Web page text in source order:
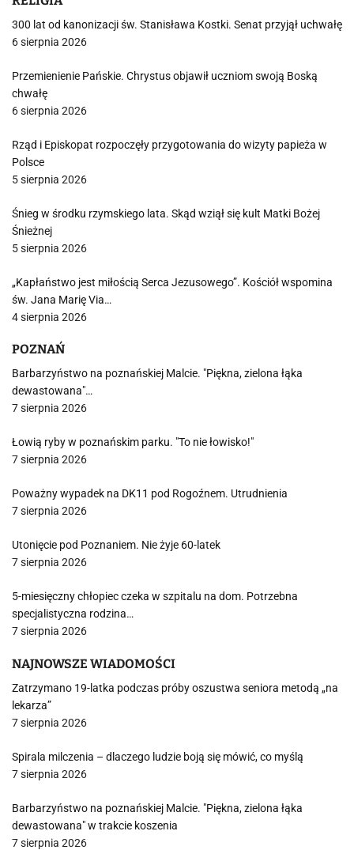
300 lat od kanonizacji św. Stanisława Kostki. Senat przyjął uchwałę
6 sierpnia 2026
Przemienienie Pańskie. Chrystus objawił uczniom swoją Boską
chwałę
6 sierpnia 2026
Rząd i Episkopat rozpoczęły przygotowania do wizyty papieża w
Polsce
5 sierpnia 2026
Śnieg w środku rzymskiego lata. Skąd wziął się kult Matki Bożej
Śnieżnej
5 sierpnia 2026
„Kapłaństwo jest miłością Serca Jezusowego”. Kościół wspomina
św. Jana Marię Via…
4 sierpnia 2026
POZNAŃ
Barbarzyństwo na poznańskiej Malcie. "Piękna, zielona łąka
dewastowana"…
7 sierpnia 2026
Łowią ryby w poznańskim parku. "To nie łowisko!"
7 sierpnia 2026
Poważny wypadek na DK11 pod Rogoźnem. Utrudnienia
7 sierpnia 2026
Utonięcie pod Poznaniem. Nie żyje 60-latek
7 sierpnia 2026
5-miesięczny chłopiec czeka w szpitalu na dom. Potrzebna
specjalistyczna rodzina…
7 sierpnia 2026
NAJNOWSZE WIADOMOŚCI
Zatrzymano 19-latka podczas próby oszustwa seniora metodą „na
lekarza”
7 sierpnia 2026
Spirala milczenia – dlaczego ludzie boją się mówić, co myślą
7 sierpnia 2026
Barbarzyństwo na poznańskiej Malcie. "Piękna, zielona łąka
dewastowana" w trakcie koszenia
7 sierpnia 2026